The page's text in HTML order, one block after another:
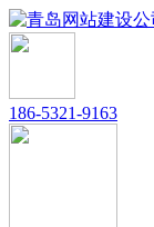
186-5321-9163